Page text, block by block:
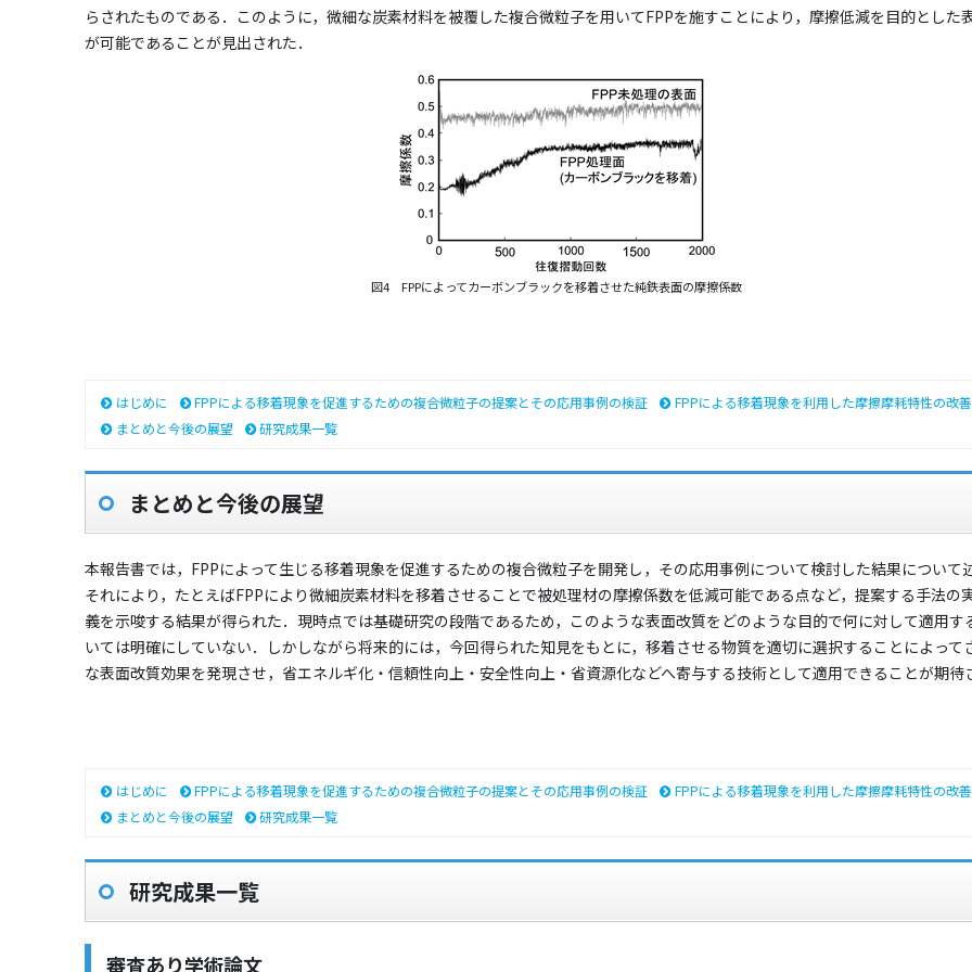
らされたものである．このように，微細な炭素材料を被覆した複合微粒子を用いてFPPを施すことにより，摩擦低減を目的とした
が可能であることが見出された．
図4 FPPによってカーボンブラックを移着させた純鉄表面の摩擦係数
はじめに FPPによる移着現象を促進するための複合微粒子の提案とその応用事例の検証
FPPによる移着現象を利用した摩擦摩耗特性の改善
まとめと今後の展望
研究成果一覧
まとめと今後の展望
本報告書では，FPPによって生じる移着現象を促進するための複合微粒子を開発し，その応用事例について検討した結果について
それにより，たとえばFPPにより微細炭素材料を移着させることで被処理材の摩擦係数を低減可能である点など，提案する手法の
義を示唆する結果が得られた．現時点では基礎研究の段階であるため，このような表面改質をどのような目的で何に対して適用す
いては明確にしていない．しかしながら将来的には，今回得られた知見をもとに，移着させる物質を適切に選択することによって
な表面改質効果を発現させ，省エネルギ化・信頼性向上・安全性向上・省資源化などへ寄与する技術として適用できることが期待
はじめに FPPによる移着現象を促進するための複合微粒子の提案とその応用事例の検証
FPPによる移着現象を利用した摩擦摩耗特性の改善
まとめと今後の展望
研究成果一覧
研究成果一覧
審査あり学術論文